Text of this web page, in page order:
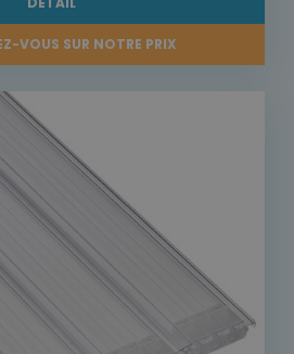
VOUS SUR NOTRE PRIX